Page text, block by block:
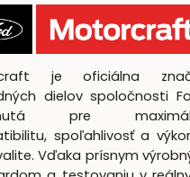
je oficiálna
dielov spoločnosti
pre
spoľahlivosť a
Vďaka prísnym